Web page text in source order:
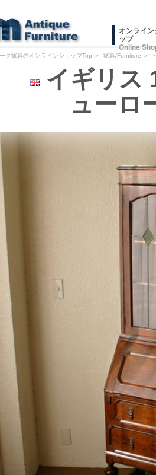
オンライ
ップ
Online
ク家具のオンラインショップTop ＞ 家具/Furniture ＞
イギリス
ューロ